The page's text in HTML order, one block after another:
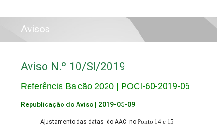
Avisos
Aviso N.º 10/SI/2019
Referência Balcão 2020 | POCI-60-2019-06
Republicação do Aviso | 2019-05-09
Ajustamento das datas do AAC noPonto 14 e 15